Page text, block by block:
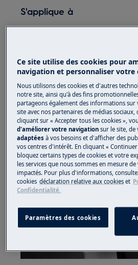
S'applique à
Solution
1. Remplissez le réservoir de
dans le manuel d'utilisation
Ce site utilise des cookies pour
navigation et personnaliser votre
Nous utilisons des cookies et d'autres
notre site, ainsi qu'à des fins
partageons également des informations
site avec nos partenaires de médias
cliquant sur « Accepter tous les cookies »,
d'améliorer votre navigation sur le site,
adaptées à vos besoins et d'afficher des
vos centres d'intérêt. En cliquant «
bloquez certains types de cookies et votre
les services que nous sommes en mesure
impactés. Pour plus d'informations,
cookies déclaration relative aux cookies et
Confidentialité.
Paramètres des cookies